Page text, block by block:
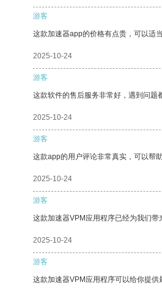
游客
这款加速器app的价格有点贵，可以适
2025-10-24
游客
这款软件的售后服务非常好，遇到问题
2025-10-24
游客
这款app的用户评论非常真实，可以帮
2025-10-24
游客
这款加速器VPM应用程序已经为我们带
2025-10-24
游客
这款加速器VPM应用程序可以给你提供